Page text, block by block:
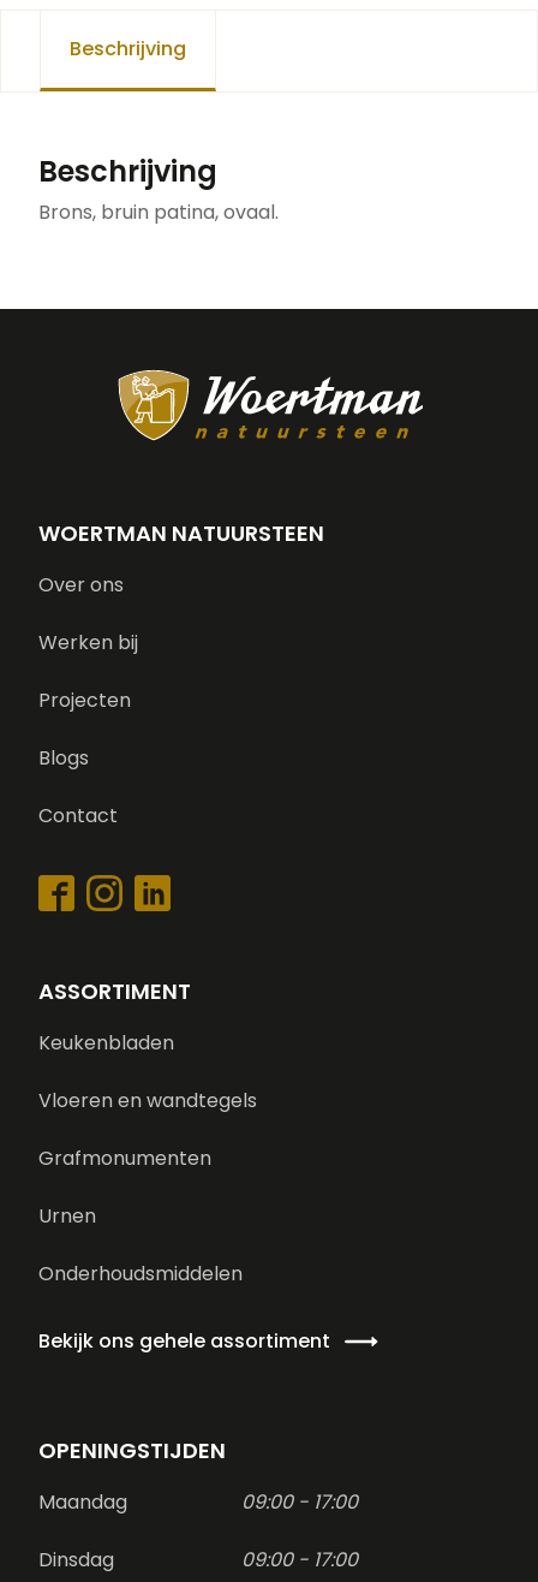
Beschrijving
Beschrijving
Brons, bruin patina, ovaal.
WOERTMAN NATUURSTEEN
Over ons
Werken bij
Projecten
Blogs
Contact
ASSORTIMENT
Keukenbladen
Vloeren en wandtegels
Grafmonumenten
Urnen
Onderhoudsmiddelen
Bekijk ons gehele assortiment
OPENINGSTIJDEN
Maandag 09:00 - 17:00
Dinsdag 09:00 - 17:00